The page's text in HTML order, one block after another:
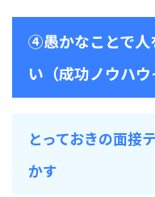
④愚かなことで人
い（成功ノウハウ
とっておきの面接
かす